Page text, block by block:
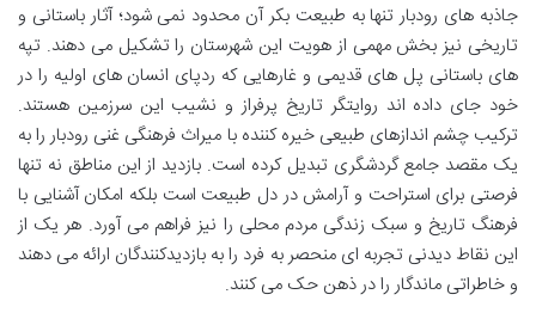
جاذبه های رودبار تنها به طبیعت بکر آن محدود نمی شود؛ آثار باستانی و
تاریخی نیز بخش مهمی از هویت این شهرستان را تشکیل می دهند. تپه
های باستانی پل های قدیمی و غارهایی که ردپای انسان های اولیه را در
خود جای داده اند روایتگر تاریخ پرفراز و نشیب این سرزمین هستند.
ترکیب چشم اندازهای طبیعی خیره کننده با میراث فرهنگی غنی رودبار را به
یک مقصد جامع گردشگری تبدیل کرده است. بازدید از این مناطق نه تنها
فرصتی برای استراحت و آرامش در دل طبیعت است بلکه امکان آشنایی با
فرهنگ تاریخ و سبک زندگی مردم محلی را نیز فراهم می آورد. هر یک از
این نقاط دیدنی تجربه ای منحصر به فرد را به بازدیدکنندگان ارائه می دهند
و خاطراتی ماندگار را در ذهن حک می کنند.